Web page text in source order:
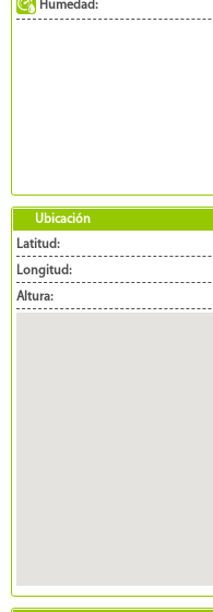
Humedad:
Ubicación
Latitud:
Longitud:
Altura: